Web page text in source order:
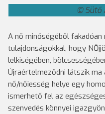
Sütő
A nő minőségéből fakadóan
tulajdonságokkal, hogy
lelkiségében,
Újraértelmeződni látszik
nő/nőiesség helye egy
ismerhető fel az
szenvedés könnyei